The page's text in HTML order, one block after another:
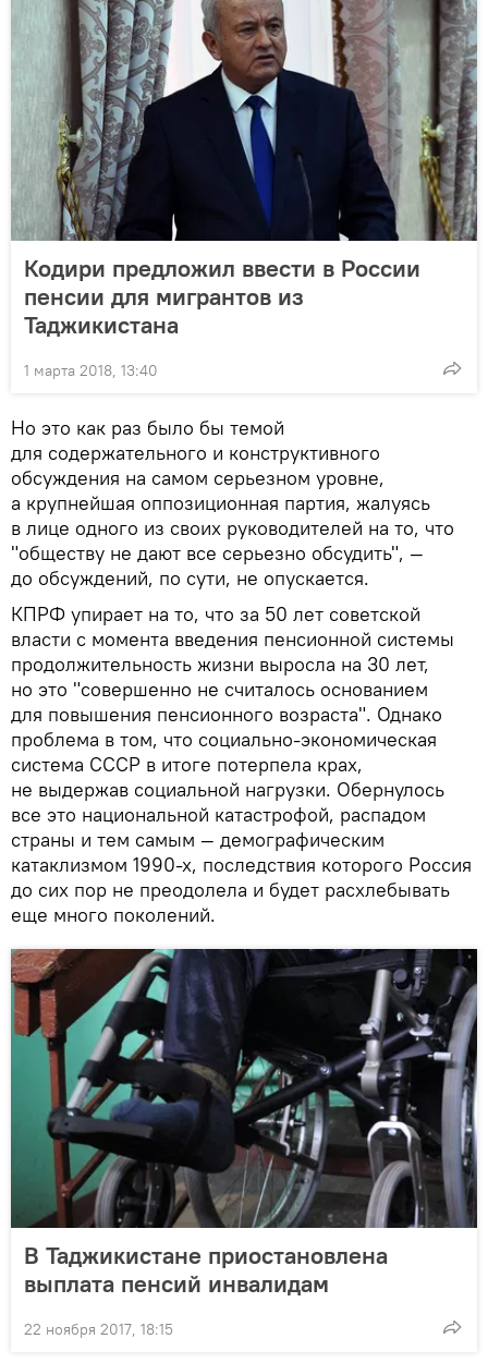
Кодири предложил ввести в России
пенсии для мигрантов из
Таджикистана
1 марта 2018, 13:40
Но это как раз было бы темой
для содержательного и конструктивного
обсуждения на самом серьезном уровне,
а крупнейшая оппозиционная партия, жалуясь
в лице одного из своих руководителей на то, что
"обществу не дают все серьезно обсудить", —
до обсуждений, по сути, не опускается.
КПРФ упирает на то, что за 50 лет советской
власти с момента введения пенсионной системы
продолжительность жизни выросла на 30 лет,
но это "совершенно не считалось основанием
для повышения пенсионного возраста". Однако
проблема в том, что социально-экономическая
система СССР в итоге потерпела крах,
не выдержав социальной нагрузки. Обернулось
все это национальной катастрофой, распадом
страны и тем самым — демографическим
катаклизмом 1990-х, последствия которого Россия
до сих пор не преодолела и будет расхлебывать
еще много поколений.
В Таджикистане приостановлена
выплата пенсий инвалидам
22 ноября 2017, 18:15